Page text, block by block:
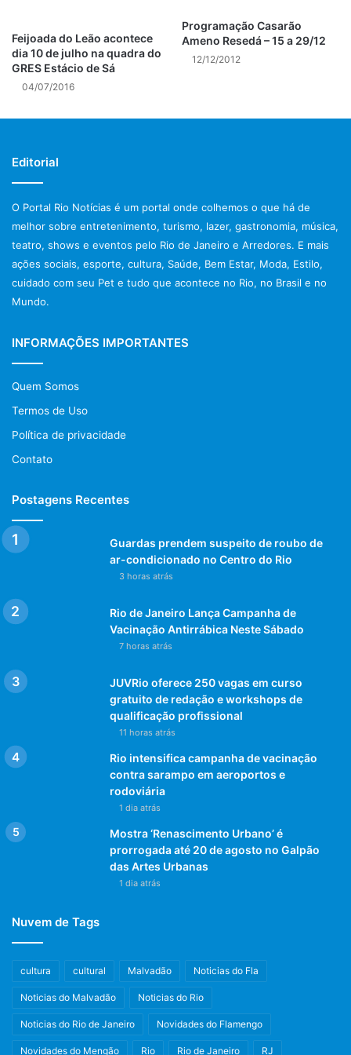
Classificação: livre
Feijoada do Leão acontece
dia 10 de julho na quadra do
GRES Estácio de Sá
04/07/2016
Programação Casarão
Ameno Resedá – 15 a 29/12
12/12/2012
Editorial
O Portal Rio Notícias é um portal onde colhemos o que há de
melhor sobre entretenimento, turismo, lazer, gastronomia, música,
teatro, shows e eventos pelo Rio de Janeiro e Arredores. E mais
ações sociais, esporte, cultura, Saúde, Bem Estar, Moda, Estilo,
cuidado com seu Pet e tudo que acontece no Rio, no Brasil e no
Mundo.
INFORMAÇÕES IMPORTANTES
Quem Somos
Termos de Uso
Política de privacidade
Contato
Postagens Recentes
Guardas prendem suspeito de roubo de
ar-condicionado no Centro do Rio
3 horas atrás
Rio de Janeiro Lança Campanha de
Vacinação Antirrábica Neste Sábado
7 horas atrás
JUVRio oferece 250 vagas em curso
gratuito de redação e workshops de
qualificação profissional
11 horas atrás
Rio intensifica campanha de vacinação
contra sarampo em aeroportos e
rodoviária
1 dia atrás
Mostra ‘Renascimento Urbano’ é
prorrogada até 20 de agosto no Galpão
das Artes Urbanas
1 dia atrás
Nuvem de Tags
cultura cultural Malvadão Noticias do Fla
Noticias do Malvadão Noticias do Rio
Noticias do Rio de Janeiro Novidades do Flamengo
Novidades do Mengão Rio Rio de Janeiro RJ